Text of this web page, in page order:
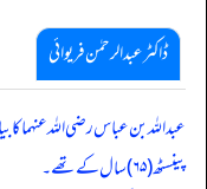
ڈاکٹر عبدالرحمٰن فریوائی
عبداللہ بن عباس رضی الله عنہما
پینسٹھ (۶۵) سال کے تھے۔